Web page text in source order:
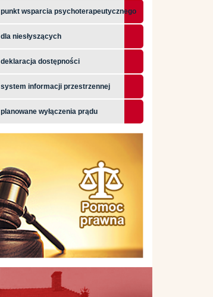
punkt wsparcia psychoterapeutycznego
dla niesłyszących
deklaracja dostępności
system informacji przestrzennej
planowane wyłączenia prądu